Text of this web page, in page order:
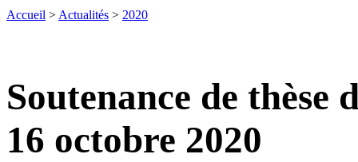
Accueil > Actualités > 2020
Soutenance de
16 octobre 2020